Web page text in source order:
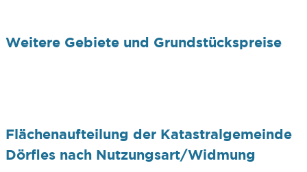
Weitere Gebiete und Grundstückspreise
Flächenaufteilung der Katastralgemeinde
Dörfles nach Nutzungsart/Widmung